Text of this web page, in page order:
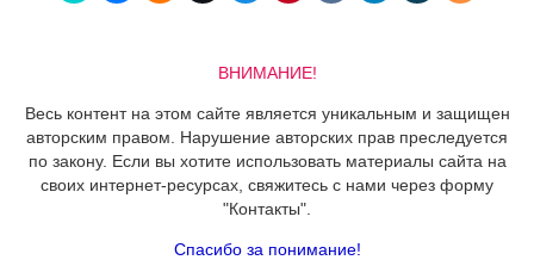
ВНИМАНИЕ!
Весь контент на этом сайте является уникальным и защищен
авторским правом. Нарушение авторских прав преследуется
по закону. Если вы хотите использовать материалы сайта на
своих интернет-ресурсах, свяжитесь с нами через форму
"Контакты".
Спасибо за понимание!